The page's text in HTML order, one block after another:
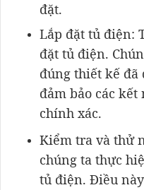
đặt.
Lắp đặt tủ điện:
đặt tủ điện.
đúng thiết kế đã
đảm bảo các
chính xác.
Kiểm tra và thử
chúng ta thực
tủ điện. Điều